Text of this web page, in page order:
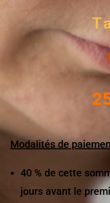
Modalités de
40 % de cette
jours avant le